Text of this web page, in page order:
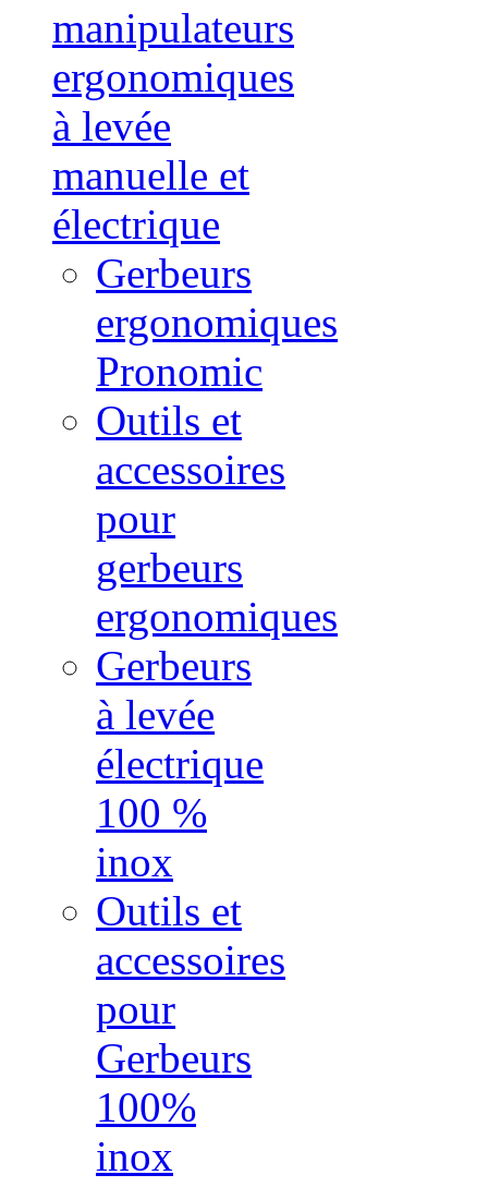
manipulateurs
ergonomiques
à levée
manuelle et
électrique
Gerbeurs
ergonomiques
Pronomic
Outils et
accessoires
pour
gerbeurs
ergonomiques
Gerbeurs
à levée
électrique
100 %
inox
Outils et
accessoires
pour
Gerbeurs
100%
inox